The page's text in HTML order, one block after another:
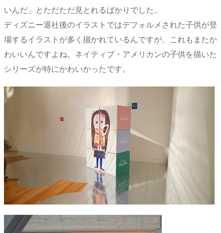
いんだ」とただただ見とれるばかりでした。
ディズニー退社後のイラストではデフォルメされた子供が登
場するイラストが多く描かれているんですが、これもまたか
わいいんですよね。ネイティブ・アメリカンの子供を描いた
シリーズが特にかわいかったです。